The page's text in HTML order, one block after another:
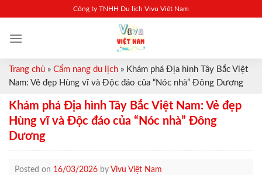
content
Công ty TNHH Du lịch Vivu Việt Nam
Trang chủ » Cẩm nang du lịch » Khám phá Địa hình Tây Bắc Việt
Nam: Vẻ đẹp Hùng vĩ và Độc đáo của “Nóc nhà” Đông Dương
Khám phá Địa hình Tây Bắc Việt Nam: Vẻ đẹp
Hùng vĩ và Độc đáo của “Nóc nhà” Đông
Dương
Posted on 16/03/2026 by Vivu Việt Nam